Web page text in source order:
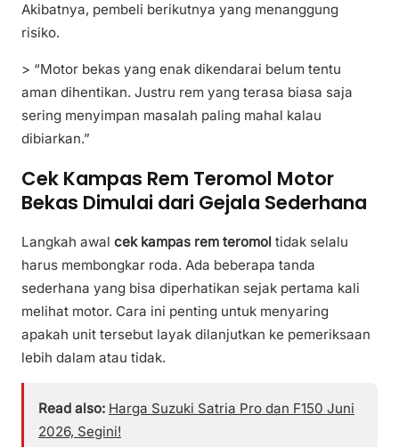
Akibatnya, pembeli berikutnya yang menanggung
risiko.
> “Motor bekas yang enak dikendarai belum tentu
aman dihentikan. Justru rem yang terasa biasa saja
sering menyimpan masalah paling mahal kalau
dibiarkan.”
Cek Kampas Rem Teromol Motor
Bekas Dimulai dari Gejala Sederhana
Langkah awal cek kampas rem teromol tidak selalu
harus membongkar roda. Ada beberapa tanda
sederhana yang bisa diperhatikan sejak pertama kali
melihat motor. Cara ini penting untuk menyaring
apakah unit tersebut layak dilanjutkan ke pemeriksaan
lebih dalam atau tidak.
Read also: Harga Suzuki Satria Pro dan F150 Juni
2026, Segini!